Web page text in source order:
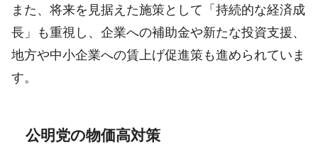
また、将来を見据えた施策として「持続的な経済成
長」も重視し、企業への補助金や新たな投資支援、
地方や中小企業への賃上げ促進策も進められていま
す。
公明党の物価高対策